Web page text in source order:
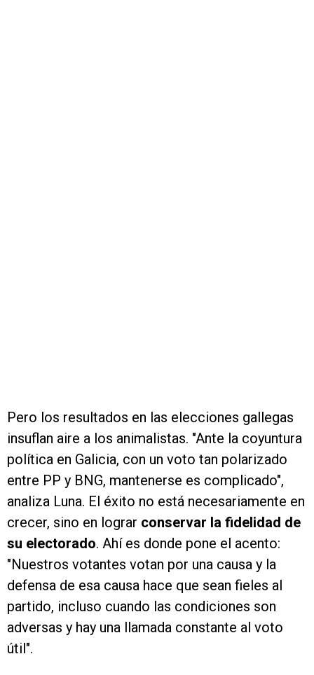
Pero los resultados en las elecciones gallegas
insuflan aire a los animalistas. "Ante la coyuntura
política en Galicia, con un voto tan polarizado
entre PP y BNG, mantenerse es complicado",
analiza Luna. El éxito no está necesariamente en
crecer, sino en lograr conservar la fidelidad de
su electorado. Ahí es donde pone el acento:
"Nuestros votantes votan por una causa y la
defensa de esa causa hace que sean fieles al
partido, incluso cuando las condiciones son
adversas y hay una llamada constante al voto
útil".